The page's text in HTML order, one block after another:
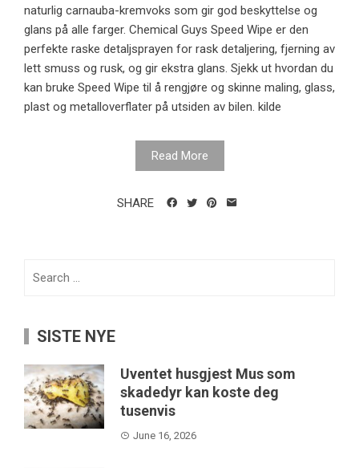
naturlig carnauba-kremvoks som gir god beskyttelse og
glans på alle farger. Chemical Guys Speed ​​Wipe er den
perfekte raske detaljsprayen for rask detaljering, fjerning av
lett smuss og rusk, og gir ekstra glans. Sjekk ut hvordan du
kan bruke Speed ​​Wipe til å rengjøre og skinne maling, glass,
plast og metalloverflater på utsiden av bilen. kilde
Read More
SHARE
SISTE NYE
Uventet husgjest Mus som
skadedyr kan koste deg
tusenvis
June 16, 2026